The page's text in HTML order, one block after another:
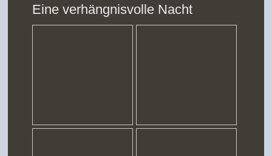
Eine verhängnisvolle Nacht